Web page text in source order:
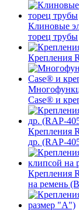
Клиновые
торец трубы
Крепления
Case® и
Крепления
др. (RAP-
Крепления
на ремень